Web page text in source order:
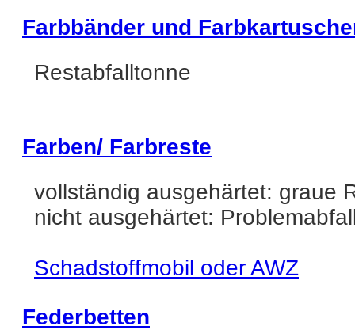
Farbbänder und
Restabfalltonne
Farben/ Farbreste
vollständig ausgehärtet: graue
nicht ausgehärtet:
Schadstoffmobil oder AWZ
Federbetten